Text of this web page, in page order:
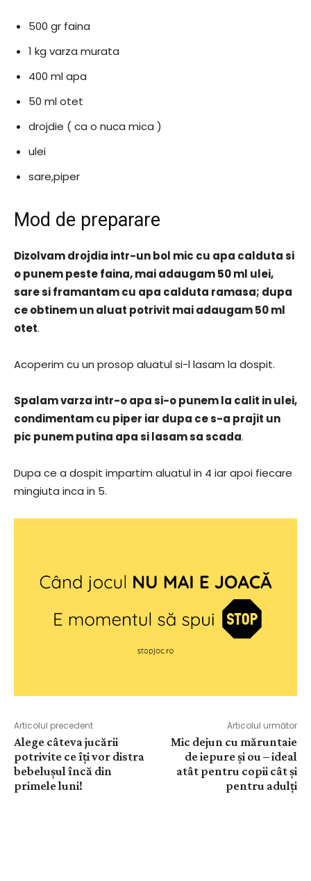
500 gr faina
1 kg varza murata
400 ml apa
50 ml otet
drojdie ( ca o nuca mica )
ulei
sare,piper
Mod de preparare
Dizolvam drojdia intr-un bol mic cu apa calduta si
o punem peste faina, mai adaugam 50 ml ulei,
sare si framantam cu apa calduta ramasa; dupa
ce obtinem un aluat potrivit mai adaugam 50 ml
otet.
Acoperim cu un prosop aluatul si-l lasam la dospit.
Spalam varza intr-o apa si-o punem la calit in ulei,
condimentam cu piper iar dupa ce s-a prajit un
pic punem putina apa si lasam sa scada.
Dupa ce a dospit impartim aluatul in 4 iar apoi fiecare
mingiuta inca in 5.
Articolul precedent
Alege câteva jucării
potrivite ce îți vor distra
bebelușul încă din
primele luni!
Articolul următor
Mic dejun cu măruntaie
de iepure și ou – ideal
atât pentru copii cât și
pentru adulți